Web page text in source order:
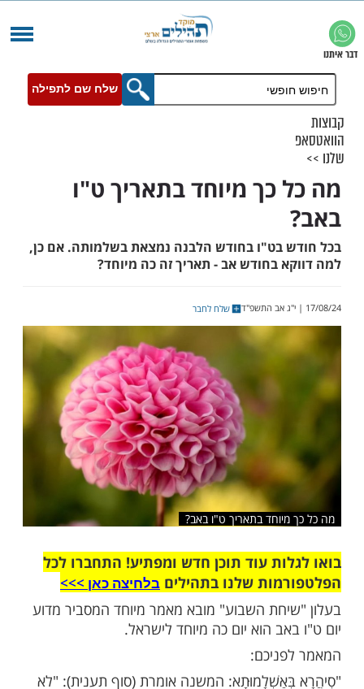
שלח שם לתפילה
כך מיוחד בתאריך ט"ו
בט"ו בחודש הלבנה נמצאת בשלמותה. אם כן,
בחודש אב - תאריך זה כה מיוחד?
שלח לחבר
בתאריך ט"ו באב?